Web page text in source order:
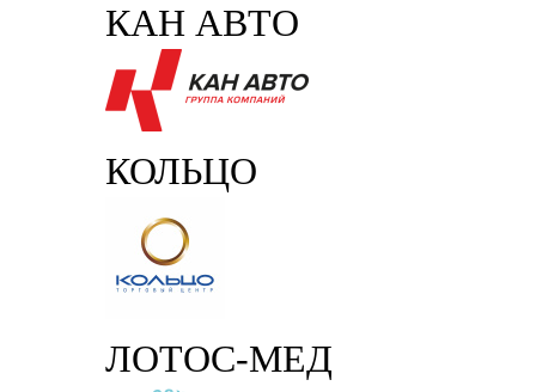
КАН АВТО
КОЛЬЦО
ЛОТОС-МЕД